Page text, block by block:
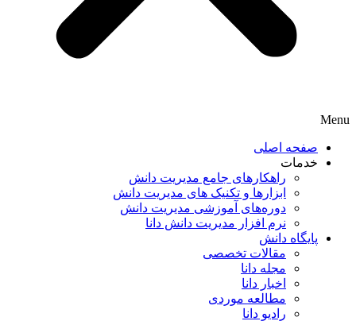
Menu
صفحه اصلی
خدمات
راهکارهای جامع مدیریت دانش
ابزارها و تکنیک‌ های مدیریت دانش
دوره‌های آموزشی مدیریت دانش
نرم افزار مدیریت دانش دانا
پایگاه دانش
مقالات تخصصی
مجله دانا
اخبار دانا
مطالعه موردی
رادیو دانا